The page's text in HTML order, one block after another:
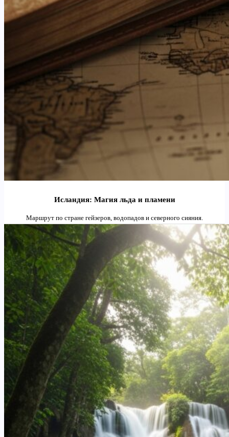
Исландия: Магия льда и пламени
Маршрут по стране гейзеров, водопадов и северного сияния.